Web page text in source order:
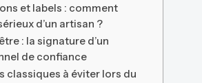
et labels : comment
d’un artisan ?
: la signature d’un
de confiance
classiques à éviter lors du